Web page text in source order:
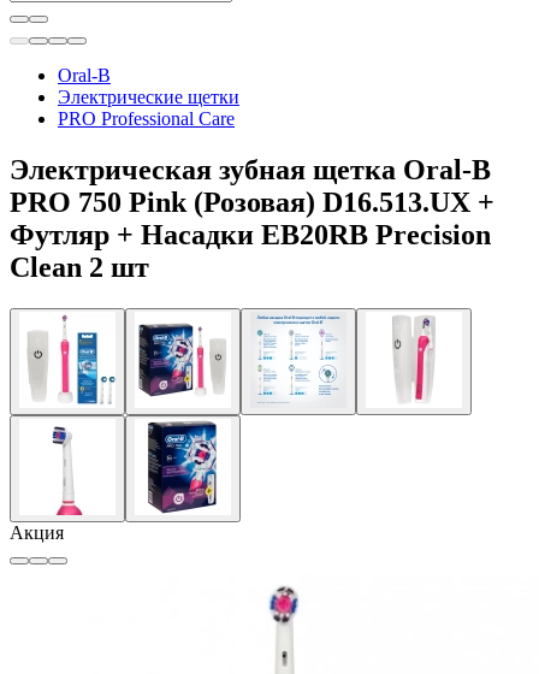
Oral-B
Электрические щетки
PRO Professional Care
Электрическая зубная щетка Oral-B
PRO 750 Pink (Розовая) D16.513.UX +
Футляр + Насадки EB20RB Precision
Clean 2 шт
Акция